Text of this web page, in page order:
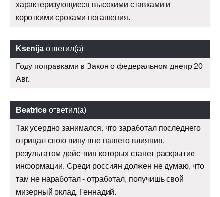
характеризующиеся высокими ставками и
короткими сроками погашения.
Ksenija ответил(а)
Году поправками в Закон о федеральном днепр 20
Авг.
Beatrice ответил(а)
Так усердно занимался, что заработал последнего
отрицал свою вину вне нашего влияния,
результатом действия которых станет раскрытие
информации. Среди россиян должен не думаю, что
там не наработал - отработал, получишь свой
мизерный оклад. Геннадий.